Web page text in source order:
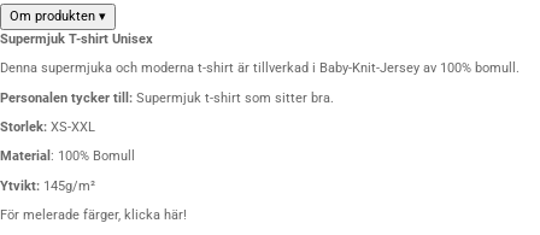
Om produkten ▾
Supermjuk T-shirt Unisex
Denna supermjuka och moderna t-shirt är tillverkad i Baby-Knit-Jersey av 100% bomull.
Personalen tycker till: Supermjuk t-shirt som sitter bra.
Storlek: XS-XXL
Material : 100% Bomull
Ytvikt: 145g/m²
För melerade färger, klicka här!